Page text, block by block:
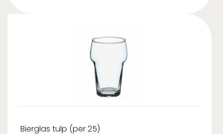
Bierglas tulp (per 25)